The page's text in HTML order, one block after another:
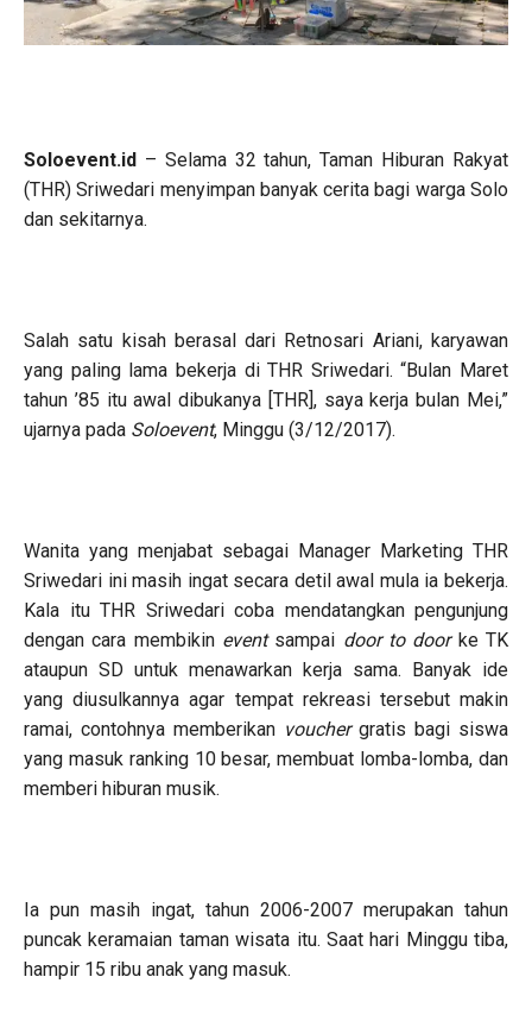
Soloevent.id – Selama 32 tahun, Taman Hiburan Rakyat
(THR) Sriwedari menyimpan banyak cerita bagi warga Solo
dan sekitarnya.
Salah satu kisah berasal dari Retnosari Ariani, karyawan
yang paling lama bekerja di THR Sriwedari. “Bulan Maret
tahun ’85 itu awal dibukanya [THR], saya kerja bulan Mei,”
ujarnya pada Soloevent, Minggu (3/12/2017).
Wanita yang menjabat sebagai Manager Marketing THR
Sriwedari ini masih ingat secara detil awal mula ia bekerja.
Kala itu THR Sriwedari coba mendatangkan pengunjung
dengan cara membikin event sampai door to doorke TK
ataupun SD untuk menawarkan kerja sama. Banyak ide
yang diusulkannya agar tempat rekreasi tersebut makin
ramai, contohnya memberikan vouchergratis bagi siswa
yang masuk ranking 10 besar, membuat lomba-lomba, dan
memberi hiburan musik.
Ia pun masih ingat, tahun 2006-2007 merupakan tahun
puncak keramaian taman wisata itu. Saat hari Minggu tiba,
hampir 15 ribu anak yang masuk.